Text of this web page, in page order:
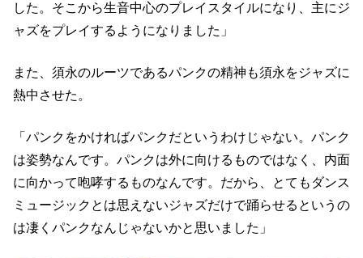
した。そこから生音中心のプレイスタイルになり、主にジ
ャズをプレイするようになりました」
また、須永のルーツであるパンクの精神も須永をジャズに
熱中させた。
「パンクをかければパンクだというわけじゃない。パンク
は姿勢なんです。パンクは外に向けるものではなく、内面
に向かって咆哮するものなんです。だから、とてもダンス
ミュージックとは思えないジャズだけで踊らせるというの
は凄くパンクなんじゃないかと思いました」